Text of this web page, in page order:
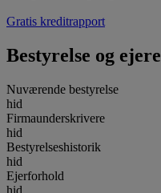
Gratis kreditrapport
Bestyrelse og ejere
Nuværende bestyrelse
hid
Firmaunderskrivere
hid
Bestyrelseshistorik
hid
Ejerforhold
hid